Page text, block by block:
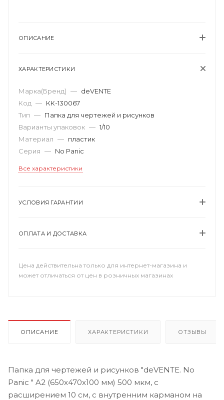
ОПИСАНИЕ
ХАРАКТЕРИСТИКИ
Марка(Бренд) — deVENTE
Код — КК-130067
Тип — Папка для чертежей и рисунков
Варианты упаковок — 1/10
Материал — пластик
Серия — No Panic
Все характеристики
УСЛОВИЯ ГАРАНТИИ
ОПЛАТА И ДОСТАВКА
Цена действительна только для интернет-магазина и
может отличаться от цен в розничных магазинах
ОПИСАНИЕ ХАРАКТЕРИСТИКИ ОТЗЫВЫ
Папка для чертежей и рисунков "deVENTE. No
Panic " A2 (650x470x100 мм) 500 мкм, с
расширением 10 см, с внутренним карманом на